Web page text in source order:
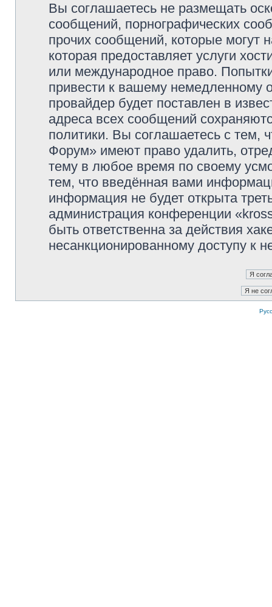
Вы соглашаетесь не размещать
сообщений, порнографических
прочих сообщений, которые могут
которая предоставляет услуги
или международное право.
привести к вашему немедленному
провайдер будет поставлен в
адреса всех сообщений
политики. Вы соглашаетесь с тем,
Форум» имеют право удалить,
тему в любое время по своему
тем, что введённая вами
информация не будет открыта
администрация конференции
быть ответственна за действия
несанкционированному доступу к